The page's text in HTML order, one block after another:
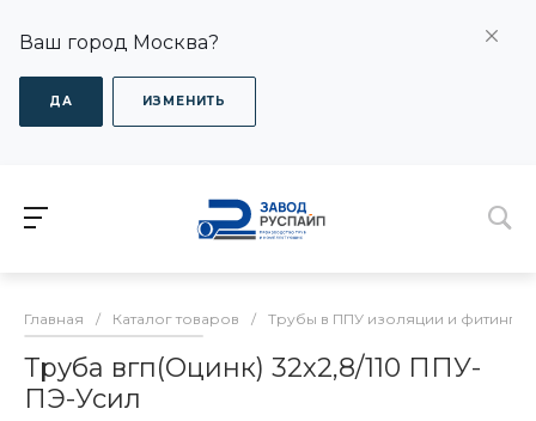
Ваш город Москва?
ДА ИЗМЕНИТЬ
Главная / Каталог товаров / Трубы в ППУ изоляции и фитинги
Труба вгп(Оцинк) 32х2,8/110 ППУ-
ПЭ-Усил